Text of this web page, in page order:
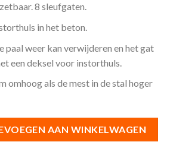
8 sleufgaten.
in het beton.
paal weer kan verwijderen en het gat
een deksel voor instorthuls.
omhoog als de mest in de stal hoger
AAN WINKELWAGEN